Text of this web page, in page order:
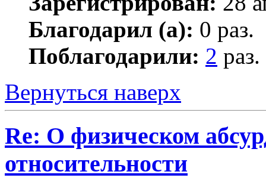
Благодарил (а): 0 раз.
Поблагодарили: 2 раз.
Вернуться наверх
Re: О физическом
относительности